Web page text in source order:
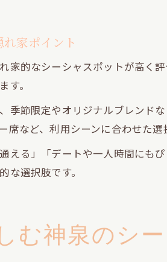
家ポイント
家的なシーシャスポットが高く
す。
季節限定やオリジナルブレンド
など、利用シーンに合わせた選
える」「デートや一人時間にも
な選択肢です。
む神泉のシ